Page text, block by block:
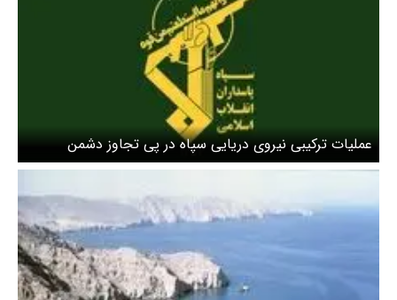
عملیات ترکیبی نیروی دریایی سپاه در پی تجاوز دشمن